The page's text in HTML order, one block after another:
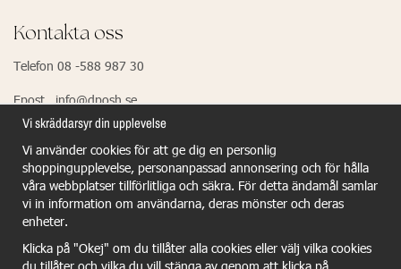
Kontakta oss
Telefon 08 -588 987 30
Epost info@dposh.se
EU Responsible Person - Dermalogica
Dermalogica GmbH
Wiesenstr.21
40549 Dûsseldorf
Vi skräddarsyr din upplevelse
Vi använder cookies för att ge dig en personlig
shoppingupplevelse, personanpassad annonsering och för hålla
våra webbplatser tillförlitliga och säkra. För detta ändamål samlar
vi in information om användarna, deras mönster och deras
enheter.
Klicka på "Okej" om du tillåter alla cookies eller välj vilka cookies